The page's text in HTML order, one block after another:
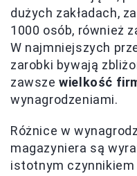
dużych zakładach,
1000 osób, również
W najmniejszych
zarobki bywają
zawszewielkość
wynagrodzeniami.
Różnice w
magazyniera są
istotnym